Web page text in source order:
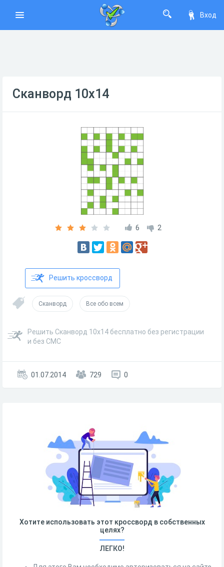
Вход
Сканворд 10х14
6 2
Решить кроссворд
Сканворд Все обо всем
Решить Сканворд 10х14 бесплатно без регистрации
и без СМС
01.07.2014 729 0
Хотите использовать этот кроссворд в собственных
целях?
ЛЕГКО!